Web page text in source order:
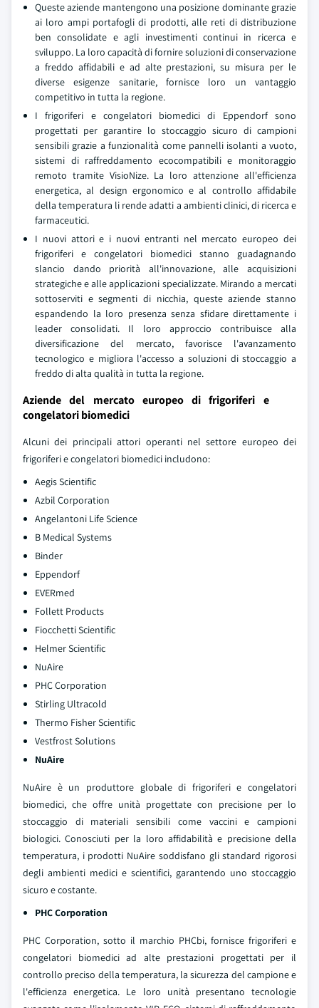
Queste aziende mantengono una posizione dominante grazie
ai loro ampi portafogli di prodotti, alle reti di distribuzione
ben consolidate e agli investimenti continui in ricerca e
sviluppo. La loro capacità di fornire soluzioni di conservazione
a freddo affidabili e ad alte prestazioni, su misura per le
diverse esigenze sanitarie, fornisce loro un vantaggio
competitivo in tutta la regione.
I frigoriferi e congelatori biomedici di Eppendorf sono
progettati per garantire lo stoccaggio sicuro di campioni
sensibili grazie a funzionalità come pannelli isolanti a vuoto,
sistemi di raffreddamento ecocompatibili e monitoraggio
remoto tramite VisioNize. La loro attenzione all'efficienza
energetica, al design ergonomico e al controllo affidabile
della temperatura li rende adatti a ambienti clinici, di ricerca e
farmaceutici.
I nuovi attori e i nuovi entranti nel mercato europeo dei
frigoriferi e congelatori biomedici stanno guadagnando
slancio dando priorità all'innovazione, alle acquisizioni
strategiche e alle applicazioni specializzate. Mirando a mercati
sottoserviti e segmenti di nicchia, queste aziende stanno
espandendo la loro presenza senza sfidare direttamente i
leader consolidati. Il loro approccio contribuisce alla
diversificazione del mercato, favorisce l'avanzamento
tecnologico e migliora l'accesso a soluzioni di stoccaggio a
freddo di alta qualità in tutta la regione.
Aziende del mercato europeo di frigoriferi e
congelatori biomedici
Alcuni dei principali attori operanti nel settore europeo dei
frigoriferi e congelatori biomedici includono:
Aegis Scientific
Azbil Corporation
Angelantoni Life Science
B Medical Systems
Binder
Eppendorf
EVERmed
Follett Products
Fiocchetti Scientific
Helmer Scientific
NuAire
PHC Corporation
Stirling Ultracold
Thermo Fisher Scientific
Vestfrost Solutions
NuAire
NuAire è un produttore globale di frigoriferi e congelatori
biomedici, che offre unità progettate con precisione per lo
stoccaggio di materiali sensibili come vaccini e campioni
biologici. Conosciuti per la loro affidabilità e precisione della
temperatura, i prodotti NuAire soddisfano gli standard rigorosi
degli ambienti medici e scientifici, garantendo uno stoccaggio
sicuro e costante.
PHC Corporation
PHC Corporation, sotto il marchio PHCbi, fornisce frigoriferi e
congelatori biomedici ad alte prestazioni progettati per il
controllo preciso della temperatura, la sicurezza del campione e
l'efficienza energetica. Le loro unità presentano tecnologie